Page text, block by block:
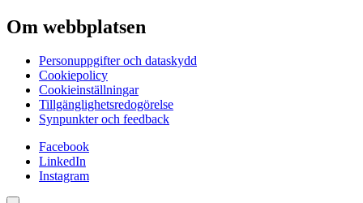
Om webbplatsen
Personuppgifter och dataskydd
Cookiepolicy
Cookieinställningar
Tillgänglighetsredogörelse
Synpunkter och feedback
Facebook
LinkedIn
Instagram